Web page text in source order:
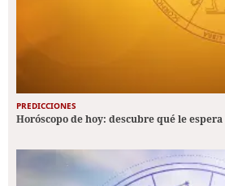
PREDICCIONES
Horóscopo de hoy: descubre qué le